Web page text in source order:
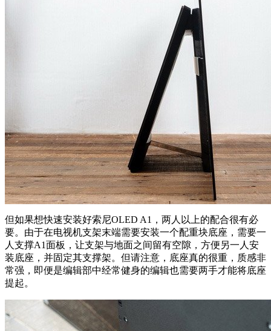
但如果想快速安装好索尼OLED A1，两人以上的配合很有必
要。由于在电视机支架末端需要安装一个配重块底座，需要一
人支撑A1面板，让支架与地面之间留有空隙，方便另一人安
装底座，并固定其支撑架。但请注意，底座真的很重，质感非
常强，即便是编辑部中经常健身的编辑也需要两手才能将底座
提起。